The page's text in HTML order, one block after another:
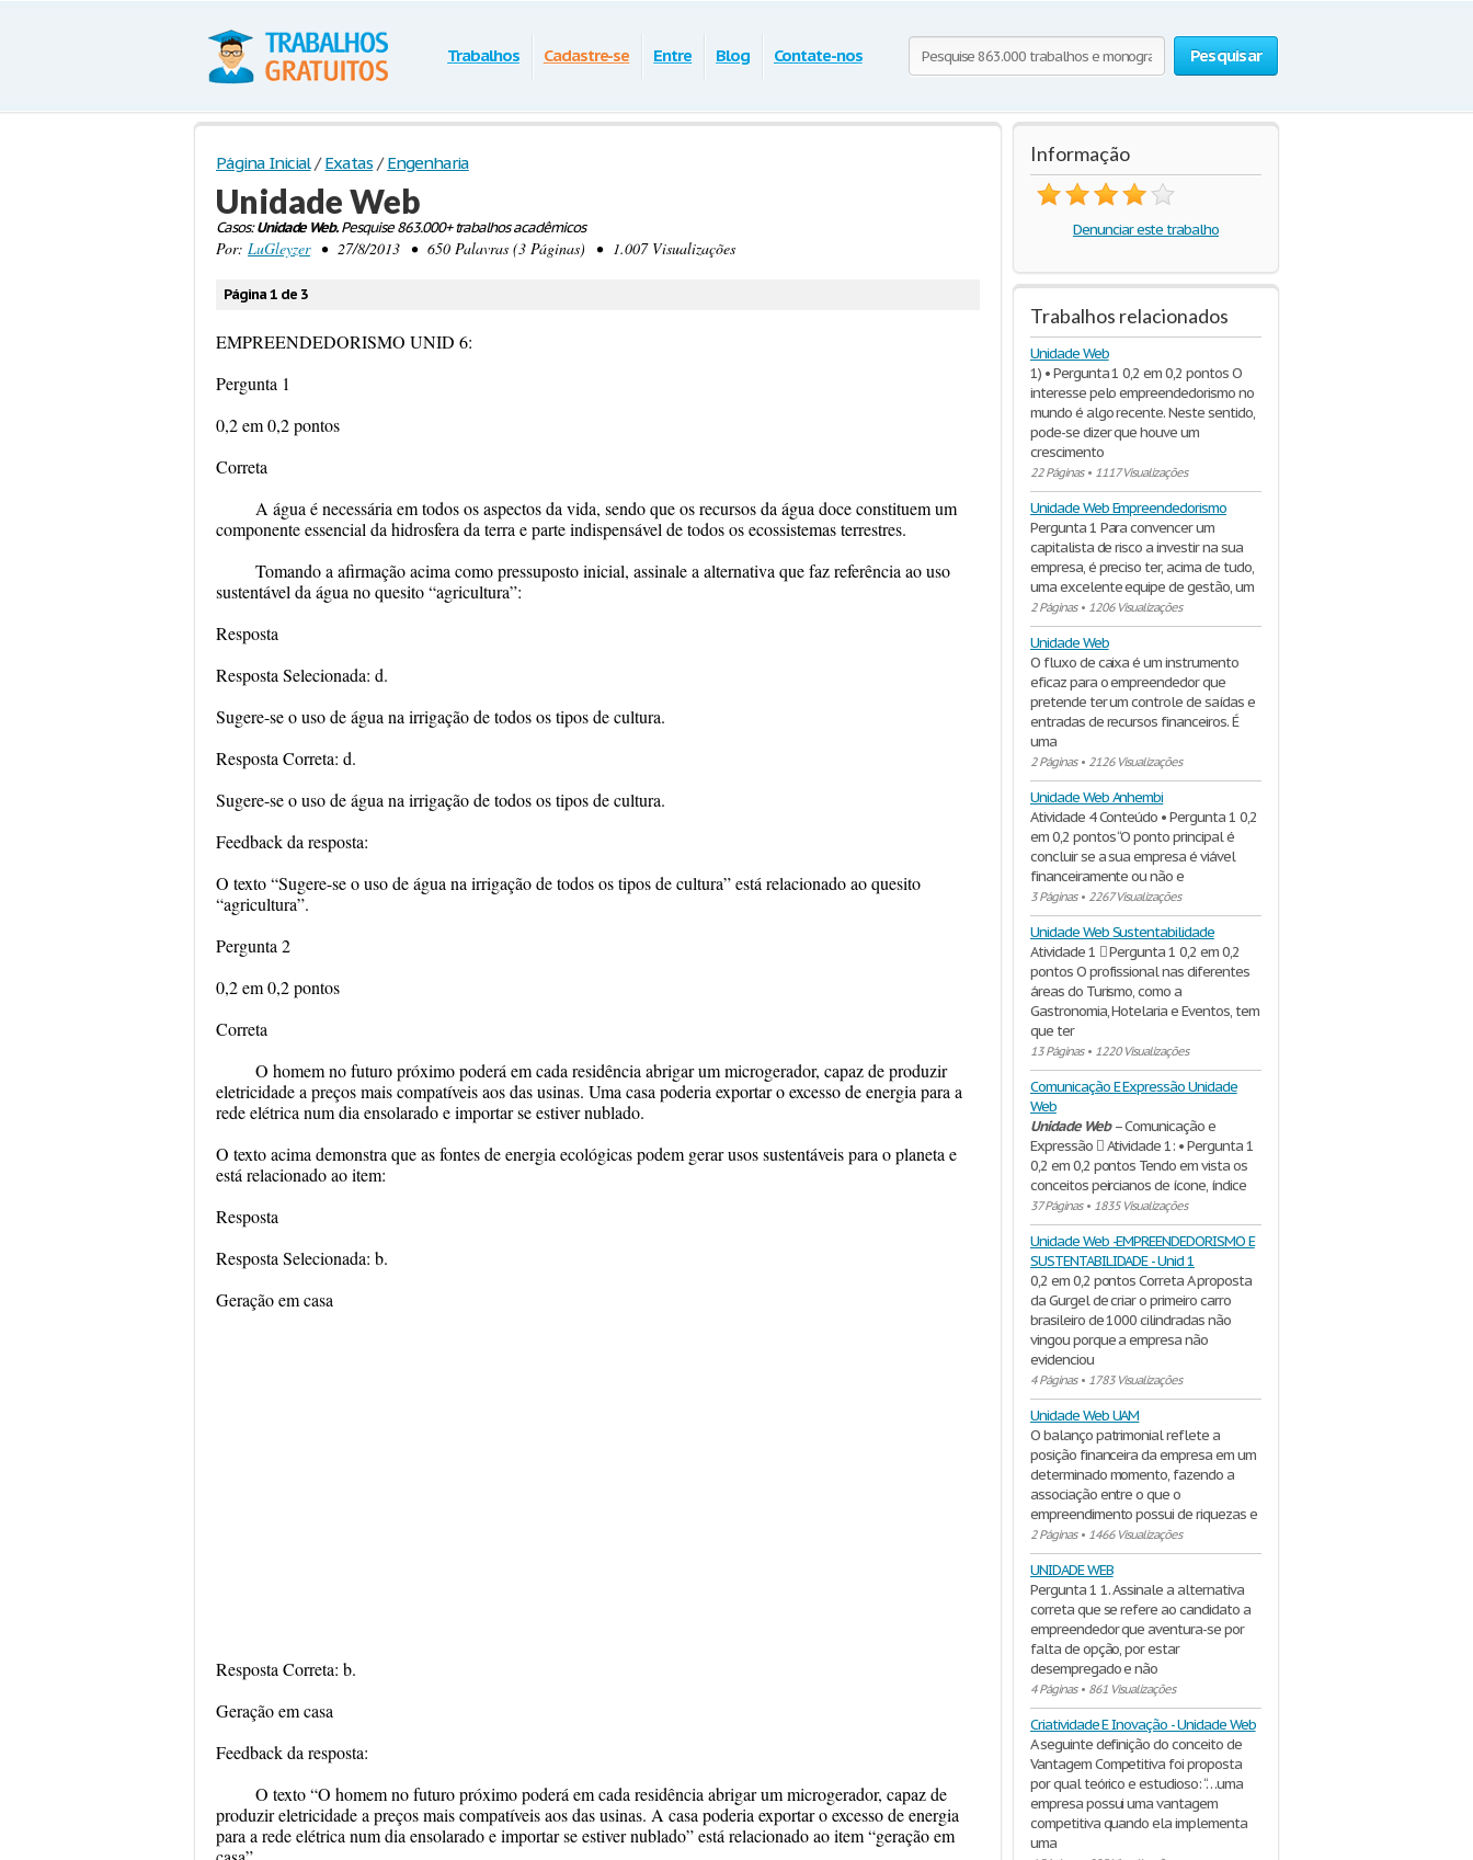
Pesquisar
Trabalhos Cadastre-se Entre Blog Contate-nos
Página Inicial / Exatas / Engenharia
Unidade Web
Casos:Unidade Web.Pesquise 863.000+ trabalhos acadêmicos
Por: LuGleyzer• 27/8/2013 • 650 Palavras (3 Páginas) • 1.007 Visualizações
Página 1 de 3
EMPREENDEDORISMO UNID 6:
Pergunta 1
0,2 em 0,2 pontos
Correta
A água é necessária em todos os aspectos da vida, sendo que os recursos da água doce constituem um
componente essencial da hidrosfera da terra e parte indispensável de todos os ecossistemas terrestres.
Tomando a afirmação acima como pressuposto inicial, assinale a alternativa que faz referência ao uso
sustentável da água no quesito “agricultura”:
Resposta
Resposta Selecionada: d.
Sugere-se o uso de água na irrigação de todos os tipos de cultura.
Resposta Correta: d.
Sugere-se o uso de água na irrigação de todos os tipos de cultura.
Feedback da resposta:
O texto “Sugere-se o uso de água na irrigação de todos os tipos de cultura” está relacionado ao quesito
“agricultura”.
Pergunta 2
0,2 em 0,2 pontos
Correta
O homem no futuro próximo poderá em cada residência abrigar um microgerador, capaz de produzir
eletricidade a preços mais compatíveis aos das usinas. Uma casa poderia exportar o excesso de energia para a
rede elétrica num dia ensolarado e importar se estiver nublado.
O texto acima demonstra que as fontes de energia ecológicas podem gerar usos sustentáveis para o planeta e
está relacionado ao item:
Resposta
Resposta Selecionada: b.
Geração em casa
Resposta Correta: b.
Geração em casa
Feedback da resposta:
O texto “O homem no futuro próximo poderá em cada residência abrigar um microgerador, capaz de
produzir eletricidade a preços mais compatíveis aos das usinas. A casa poderia exportar o excesso de energia
para a rede elétrica num dia ensolarado e importar se estiver nublado” está relacionado ao item “geração em
Informação
Denunciar este trabalho
Trabalhos relacionados
Unidade Web
1) • Pergunta 1 0,2 em 0,2 pontos O
interesse pelo empreendedorismo no
mundo é algo recente. Neste sentido,
pode-se dizer que houve um
crescimento
22 Páginas• 1117 Visualizações
Unidade Web Empreendedorismo
Pergunta 1 Para convencer um
capitalista de risco a investir na sua
empresa, é preciso ter, acima de tudo,
uma excelente equipe de gestão, um
2 Páginas• 1206 Visualizações
Unidade Web
O fluxo de caixa é um instrumento
eficaz para o empreendedor que
pretende ter um controle de saídas e
entradas de recursos financeiros. É
uma
2 Páginas• 2126 Visualizações
Unidade Web Anhembi
Atividade 4 Conteúdo • Pergunta 1 0,2
em 0,2 pontos “O ponto principal é
concluir se a sua empresa é viável
financeiramente ou não e
3 Páginas• 2267 Visualizações
Unidade Web Sustentabilidade
Atividade 1  Pergunta 1 0,2 em 0,2
pontos O profissional nas diferentes
áreas do Turismo, como a
Gastronomia, Hotelaria e Eventos, tem
que ter
13 Páginas• 1220 Visualizações
Comunicação E Expressão Unidade
Web
Unidade Web– Comunicação e
Expressão  Atividade 1: • Pergunta 1
0,2 em 0,2 pontos Tendo em vista os
conceitos peircianos de ícone, índice
37 Páginas• 1835 Visualizações
Unidade Web -EMPREENDEDORISMO E
SUSTENTABILIDADE - Unid 1
0,2 em 0,2 pontos Correta A proposta
da Gurgel de criar o primeiro carro
brasileiro de 1000 cilindradas não
vingou porque a empresa não
evidenciou
4 Páginas• 1783 Visualizações
Unidade Web UAM
O balanço patrimonial reflete a
posição financeira da empresa em um
determinado momento, fazendo a
associação entre o que o
empreendimento possui de riquezas e
2 Páginas• 1466 Visualizações
UNIDADE WEB
Pergunta 1 1. Assinale a alternativa
correta que se refere ao candidato a
empreendedor que aventura-se por
falta de opção, por estar
desempregado e não
4 Páginas• 861 Visualizações
Criatividade E Inovação - Unidade Web
A seguinte definição do conceito de
Vantagem Competitiva foi proposta
por qual teórico e estudioso: “…uma
empresa possui uma vantagem
competitiva quando ela implementa
uma